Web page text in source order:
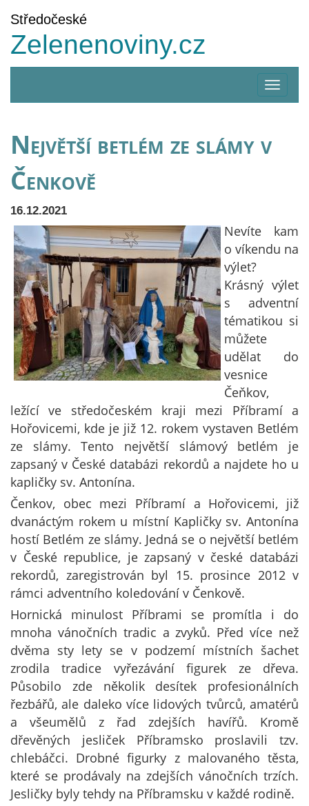
Středočeské
Zelenenoviny.cz
menu
Největší betlém ze slámy v
Čenkově
16.12.2021
Nevíte kam
o víkendu na
výlet?
Krásný výlet
s adventní
tématikou si
můžete
udělat do
vesnice
Čeňkov,
ležící ve středočeském kraji mezi Příbramí a
Hořovicemi, kde je již 12. rokem vystaven Betlém
ze slámy. Tento největší slámový betlém je
zapsaný v České databázi rekordů a najdete ho u
kapličky sv. Antonína.
Čenkov, obec mezi Příbramí a Hořovicemi, již
dvanáctým rokem u místní Kapličky sv. Antonína
hostí Betlém ze slámy. Jedná se o největší betlém
v České republice, je zapsaný v české databázi
rekordů, zaregistrován byl 15. prosince 2012 v
rámci adventního koledování v Čenkově.
Hornická minulost Příbrami se promítla i do
mnoha vánočních tradic a zvyků. Před více než
dvěma sty lety se v podzemí místních šachet
zrodila tradice vyřezávání figurek ze dřeva.
Působilo zde několik desítek profesionálních
řezbářů, ale daleko více lidových tvůrců, amatérů
a všeumělů z řad zdejších havířů. Kromě
dřevěných jesliček Příbramsko proslavili tzv.
chlebáčci. Drobné figurky z malovaného těsta,
které se prodávaly na zdejších vánočních trzích.
Jesličky byly tehdy na Příbramsku v každé rodině.